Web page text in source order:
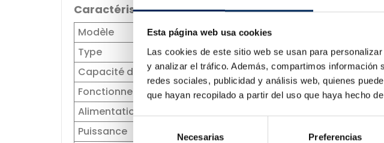
Esta página web usa cookies
Las cookies de este sitio web se usan para
y analizar el tráfico. Además, compartimos
redes sociales, publicidad y análisis web, quienes
que hayan recopilado a partir del uso que haya hecho
Selección
Necesarias Preferencias
Caractéristiques techniques du pont élévateur
Modèle
EQT-45F4-380
Type
Pont élévateur à 4 colonnes
Capacité de levage
4 500 kg
Fonctionnement
Électro-hydraulique avec
Alimentation
Puissance